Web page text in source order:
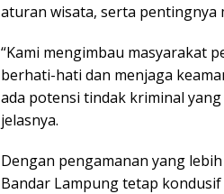
aturan wisata, serta pentingnya
“Kami mengimbau masyarakat
berhati-hati dan menjaga
ada potensi tindak kriminal
jelasnya.
Dengan pengamanan yang
Bandar Lampung tetap